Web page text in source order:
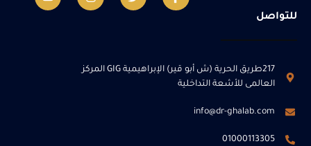
للتواصل
217طريق الحرية (ش أبو قير) الإبراهيمية GIG المركز
العالمى للأشعة التداخلية
info@dr-ghalab.com
01000113305